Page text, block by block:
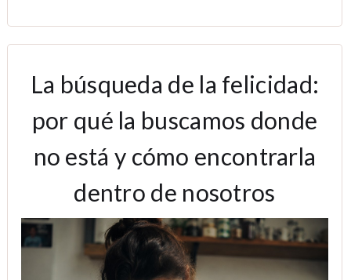
La búsqueda de la felicidad:
por qué la buscamos donde
no está y cómo encontrarla
dentro de nosotros